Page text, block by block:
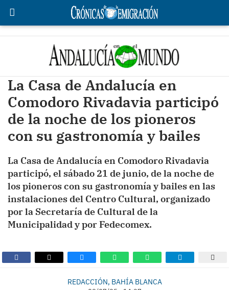
La Casa de Andalucía en
Comodoro Rivadavia participó
de la noche de los pioneros
con su gastronomía y bailes
La Casa de Andalucía en Comodoro Rivadavia
participó, el sábado 21 de junio, de la noche de
los pioneros con su gastronomía y bailes en las
instalaciones del Centro Cultural, organizado
por la Secretaría de Cultural de la
Municipalidad y por Fedecomex.
REDACCIÓN, BAHÍA BLANCA